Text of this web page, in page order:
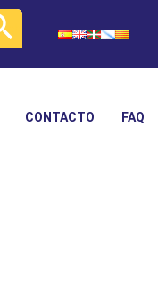
CONTACTO FAQ